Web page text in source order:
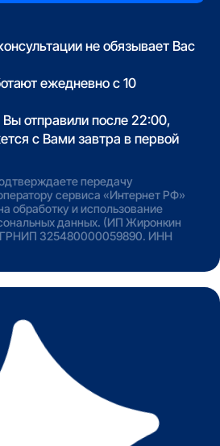
не обязывает Вас
ежедневно с 10
отправили после 22:00,
с Вами завтра в первой
передачу
сервиса «Интернет РФ»
обработку и использование
данных. (ИП Жиронкин
325480000059890. ИНН